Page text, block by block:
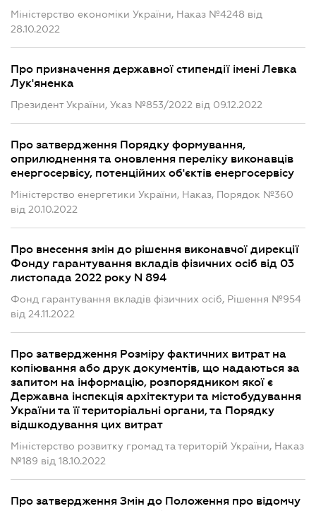
Міністерство економіки України, Наказ №4248 від
28.10.2022
Про призначення державної стипендії імені Левка
Лук'яненка
Президент України, Указ №853/2022 від 09.12.2022
Про затвердження Порядку формування,
оприлюднення та оновлення переліку виконавців
енергосервісу, потенційних об'єктів енергосервісу
Міністерство енергетики України, Наказ, Порядок №360
від 20.10.2022
Про внесення змін до рішення виконавчої дирекції
Фонду гарантування вкладів фізичних осіб від 03
листопада 2022 року N 894
Фонд гарантування вкладів фізичних осіб, Рішення №954
від 24.11.2022
Про затвердження Розміру фактичних витрат на
копіювання або друк документів, що надаються за
запитом на інформацію, розпорядником якої є
Державна інспекція архітектури та містобудування
України та її територіальні органи, та Порядку
відшкодування цих витрат
Міністерство розвитку громад та територій України, Наказ
№189 від 18.10.2022
Про затвердження Змін до Положення про відомчу